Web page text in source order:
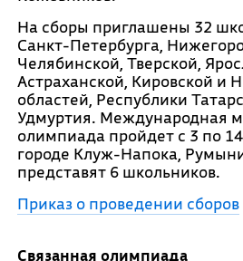
На сборы приглашены 32
Санкт-Петербурга,
Челябинской, Тверской,
Астраханской, Кировской и
областей, Республики
Удмуртия. Международная
олимпиада пройдет с 3 по
городе Клуж-Напока,
представят 6 школьников.
Приказ о проведении сборов
Связанная олимпиада